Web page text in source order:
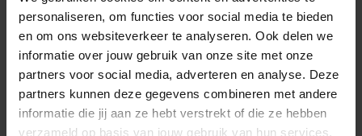
personaliseren, om functies voor social media te bieden
en om ons websiteverkeer te analyseren. Ook delen we
informatie over jouw gebruik van onze site met onze
partners voor social media, adverteren en analyse. Deze
partners kunnen deze gegevens combineren met andere
informatie die jij aan ze hebt verstrekt of die ze hebben
verzameld op basis van jouw gebruik van hun services.
Tunnels & bruggen
Spoedwerkzaamheden